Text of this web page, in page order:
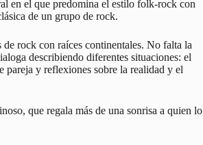
en el que predomina el estilo folk-rock con
de un grupo de rock.
rock con raíces continentales. No falta la
describiendo diferentes situaciones: el
pareja y reflexiones sobre la realidad y el
que regala más de una sonrisa a quien lo